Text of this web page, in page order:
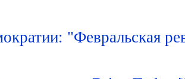
"Февральская